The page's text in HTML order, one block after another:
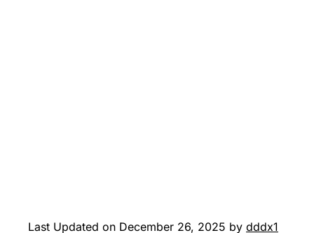
Last Updated on December 26, 2025 by dddx1